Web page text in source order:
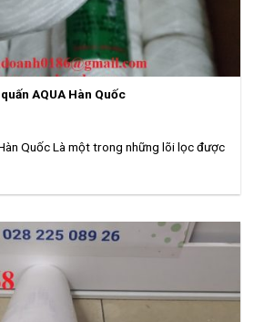
AQUA Hàn Quốc
Quốc Là một trong những lõi lọc được